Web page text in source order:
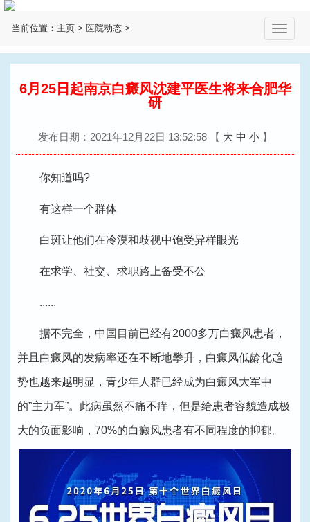
当前位置： 主页 > 医院动态 >
切
换
6月25日起南京白癜风沈建平医生将来合肥华
研
发布日期：2021年12月22日 13:52:58 【 大 中 小】
你知道吗?
有这样一个群体
白斑让他们在冷漠和歧视中饱受异样眼光
在求学、社交、求职路上备受不公
......
据不完全，中国目前已经有2000多万白癜风患者，
并且白癜风的发病率还在不断地攀升，白癜风低龄化趋
势也越来越明显，青少年人群已经成为白癜风大军中
的”主力军”。此病虽然不痛不痒，但是给患者容貌造成极
大的负面影响，70%的白癜风患者有不同程度的抑郁。